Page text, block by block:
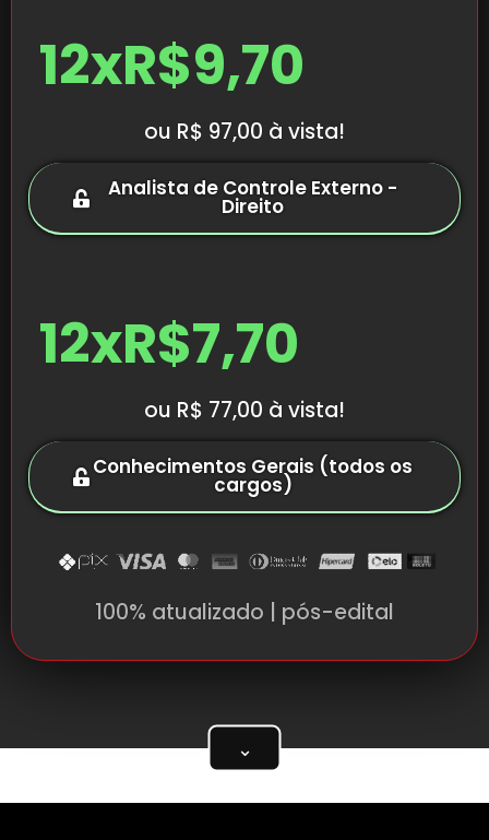
12xR$9,70
ou R$ 97,00 à vista!
Analista de Controle Externo -
Direito
12xR$7,70
ou R$ 77,00 à vista!
Conhecimentos Gerais (todos os
cargos)
100% atualizado | pós-edital
⌄